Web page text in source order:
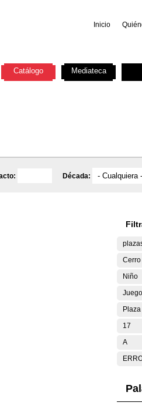
Inicio
Década:
Cerro
Niño
Juego
Plaza
17
A
Catálogo Mediateca